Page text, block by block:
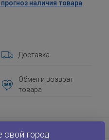
наличия товара
Доставка
Обмен и возврат
товара
свой город